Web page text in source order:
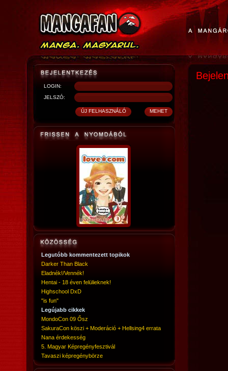
LOGIN:
JELSZÓ:
Legutóbb kommentezett topikok
Darker Than Black
Eladnék!/Vennék!
Hentai - 18 éven felülieknek!
Highschool DxD
"is fun"
Legújabb cikkek
MondoCon 09 Ősz
SakuraCon köszi + Moderáció + Hellsing4 errata
Nana érdekesség
5. Magyar Képregényfesztivál
Tavaszi képregénybörze